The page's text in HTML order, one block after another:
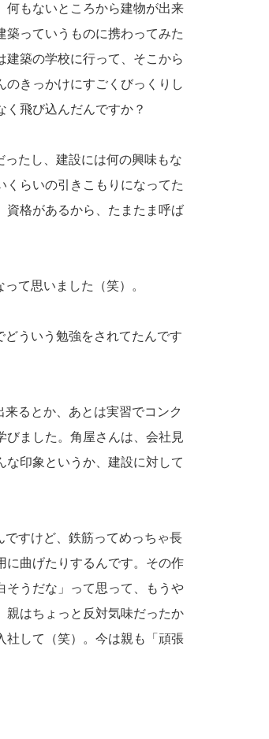
何もないところから建物が出来
築っていうものに携わってみた
建築の学校に行って、そこから
きっかけにすごくびっくりし
飛び込んだんですか？
たし、建設には何の興味もな
らいの引きこもりになってた
資格があるから、たまたま呼ば
て思いました（笑）。
ういう勉強をされてたんです
るとか、あとは実習でコンク
ました。角屋さんは、会社見
印象というか、建設に対して
すけど、鉄筋ってめっちゃ長
に曲げたりするんです。その作
そうだな」って思って、もうや
親はちょっと反対気味だったか
社して（笑）。今は親も「頑張